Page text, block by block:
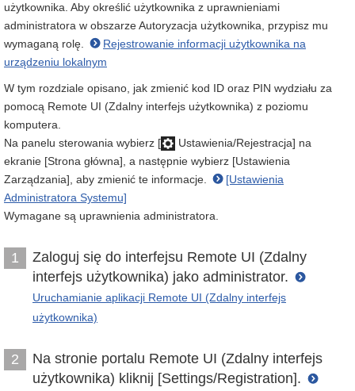
użytkownika. Aby określić użytkownika z uprawnieniami
administratora w obszarze Autoryzacja użytkownika, przypisz mu
wymaganą rolę.
Rejestrowanie informacji użytkownika na
urządzeniu lokalnym
W tym rozdziale opisano, jak zmienić kod ID oraz PIN wydziału za
pomocą Remote UI (Zdalny interfejs użytkownika) z poziomu
komputera.
Na panelu sterowania wybierz [
Ustawienia/Rejestracja] na
ekranie [Strona główna], a następnie wybierz [Ustawienia
Zarządzania], aby zmienić te informacje.
[Ustawienia
Administratora Systemu]
Wymagane są uprawnienia administratora.
1
Zaloguj się do interfejsu Remote UI (Zdalny
interfejs użytkownika) jako administrator.
Uruchamianie aplikacji Remote UI (Zdalny interfejs
użytkownika)
2
Na stronie portalu Remote UI (Zdalny interfejs
użytkownika) kliknij [Settings/Registration].